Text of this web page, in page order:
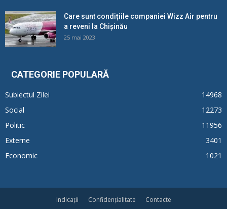
Care sunt condițiile companiei Wizz Air pentru
a reveni la Chișinău
25 mai 2023
CATEGORIE POPULARĂ
Subiectul Zilei
14968
Social
12273
Politic
11956
Externe
3401
Economic
1021
Indicații Confidențialitate Contacte